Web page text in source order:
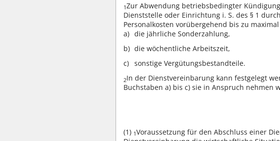
1Zur Abwendung betriebsbedingter
Dienststelle oder Einrichtung i. S. des § 1
Personalkosten vorübergehend bis zu
die jährliche Sonderzahlung,
die wöchentliche Arbeitszeit,
sonstige Vergütungsbestandteile.
2In der Dienstvereinbarung kann festgelegt
Buchstaben a) bis c) sie in Anspruch nehmen
(1) 1Voraussetzung für den Abschluss einer